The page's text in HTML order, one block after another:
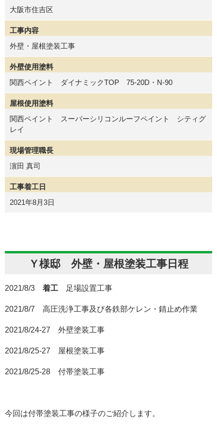
大阪市住吉区
工事内容
外壁・屋根塗装工事
外壁使用塗料
関西ペイント ダイナミックTOP 75-20D・N-90
屋根使用塗料
関西ペイント スーパーシリコンルーフペイント シティグ
レイ
現場管理職長
濵田 真司
工事着工日
2021年8月3日
Ｙ様邸 外壁・屋根塗装工事日程
2021/8/3 着工 足場設置工事
2021/8/7 高圧洗浄工事及び各鉄部ケレン・錆止め作業
2021/8/24-27 外壁塗装工事
2021/8/25-27 屋根塗装工事
2021/8/25-28 付帯塗装工事
今回は付帯塗装工事の様子のご紹介します。